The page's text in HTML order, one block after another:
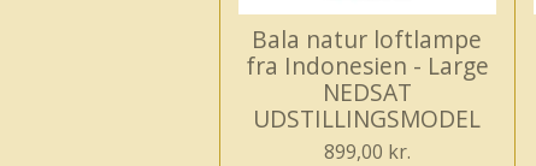
Bala natur loftlampe
fra Indonesien - Large
NEDSAT
UDSTILLINGSMODEL
899,00 kr.